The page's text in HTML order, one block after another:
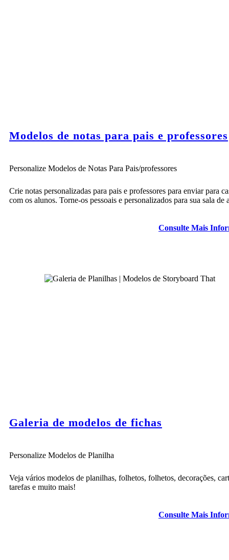
Modelos de notas para pais e professores
Personalize Modelos de Notas Para Pais/professores
Crie notas personalizadas para pais e professores para enviar para
com os alunos. Torne-os pessoais e personalizados para sua sala de
Consulte Mais
Galeria de modelos de fichas
Personalize Modelos de Planilha
Veja vários modelos de planilhas, folhetos, folhetos, decorações,
tarefas e muito mais!
Consulte Mais